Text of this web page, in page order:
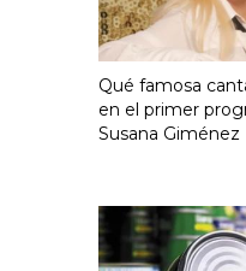
Qué famosa
en el primer
Susana Giménez